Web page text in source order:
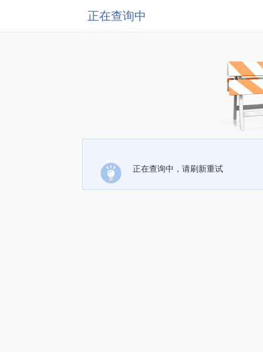
正在查询中
正在查询中，请刷新重试